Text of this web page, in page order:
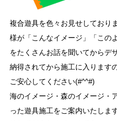
複合遊具を色々お見せしており
様が「こんなイメージ」「この
をたくさんお話を聞いてからデ
納得されてから施工に入ります
ご安心してください(#^^#)
海のイメージ・森のイメージ・
った遊具施工をご案内いたしま